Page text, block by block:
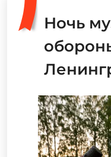
Ночь